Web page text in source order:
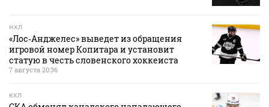
НХЛ
«Лос‑Анджелес» выведет из обращения
игровой номер Копитара и установит
статую в честь словенского хоккеиста
7 августа 20:36
КХЛ